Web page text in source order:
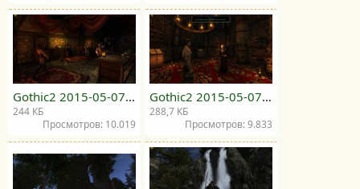
Gothic2 2015-05-07 20-33-22-84.jpg
244 КБ
Просмотров: 10.019
Gothic2 2015-05-07 19-10-28-02.jpg
288,7 КБ
Просмотров: 9.833